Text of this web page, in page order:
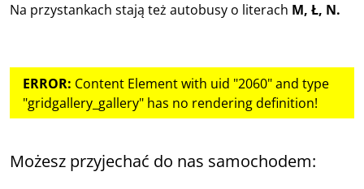
Na przystankach stają też autobusy o literach M, Ł, N.
ERROR: Content Element with uid "2060" and type
"gridgallery_gallery" has no rendering definition!
Możesz przyjechać do nas samochodem: